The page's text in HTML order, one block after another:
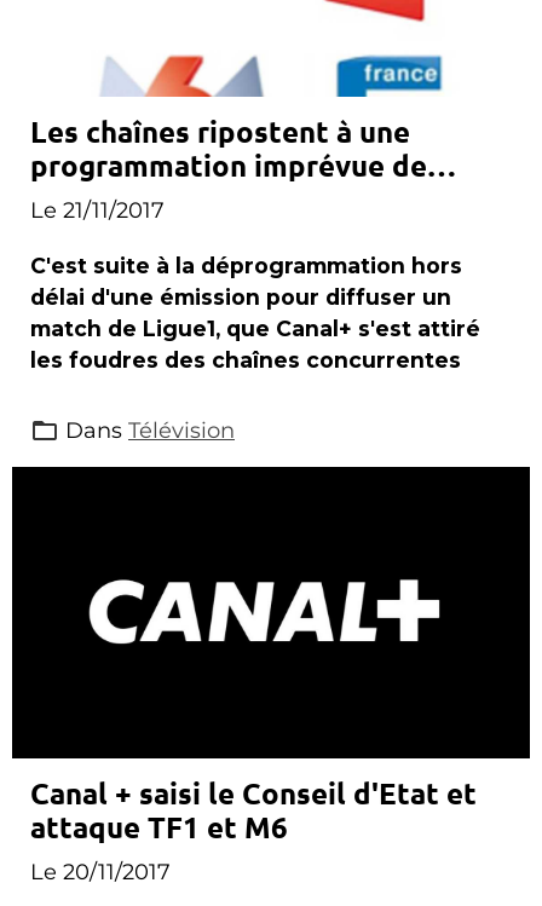
Les chaînes ripostent à une
programmation imprévue de
Canal+
Le 21/11/2017
C'est suite à la déprogrammation hors
délai d'une émission pour diffuser un
match de Ligue1, que Canal+ s'est attiré
les foudres des chaînes concurrentes
Dans Télévision
Canal + saisi le Conseil d'Etat et
attaque TF1 et M6
Le 20/11/2017